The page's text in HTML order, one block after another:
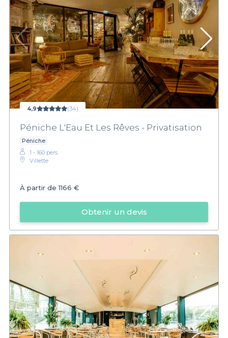
4,9 (34)
Péniche L'Eau Et Les Rêves - Privatisation
Péniche
1 - 160 pers.
Villette
À partir de1166 €
Obtenir un devis